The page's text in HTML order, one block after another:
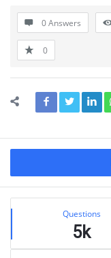
0 Answers
0
Sidebar
Stats Questions
5k